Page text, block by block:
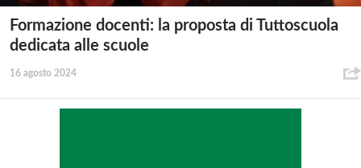
Formazione docenti: la proposta di Tuttoscuola
dedicata alle scuole
16 agosto 2024